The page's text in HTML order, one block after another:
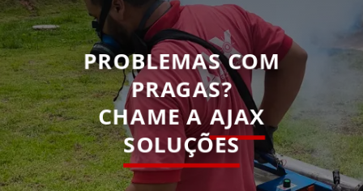
PROBLEMAS COM
PRAGAS?
CHAME AAJAX
SOLUÇÕES